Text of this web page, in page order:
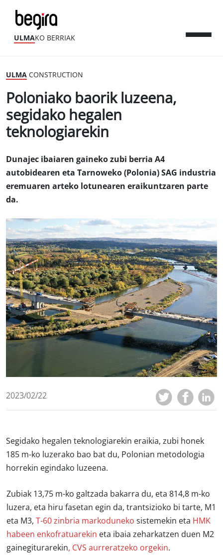
ULMAKO BERRIAK
ULMA CONSTRUCTION
Poloniako baorik luzeena,
segidako hegalen
teknologiarekin
Dunajec ibaiaren gaineko zubi berria A4
autobidearen eta Tarnoweko (Polonia) SAG industria
eremuaren arteko lotunearen eraikuntzaren parte
da.
2023/02/22
Segidako hegalen teknologiarekin eraikia, zubi honek
185 m-ko luzerako bao bat du, Polonian metodologia
horrekin egindako luzeena.
Zubiak 13,75 m-ko galtzada bakarra du, eta 814,8 m-ko
luzera, eta hiru fasetan egin da, trantsizioko bi tarte, M1
eta M3, T-60 zinbria markoduneko sistemekin eta HMK
habeen enkofratuarekin eta ibaia zeharkatzen duen M2
gainegiturarekin, CVS aurreratzeko orgekin.